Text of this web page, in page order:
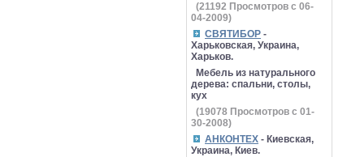
(21192 Просмотров с 06-
04-2009)
СВЯТИБОР -
Харьковская, Украина,
Харьков.
Мебель из натурального
дерева: спальни, столы,
кух
(19078 Просмотров с 01-
30-2008)
АНКОНТЕХ - Киевская,
Украина, Киев.